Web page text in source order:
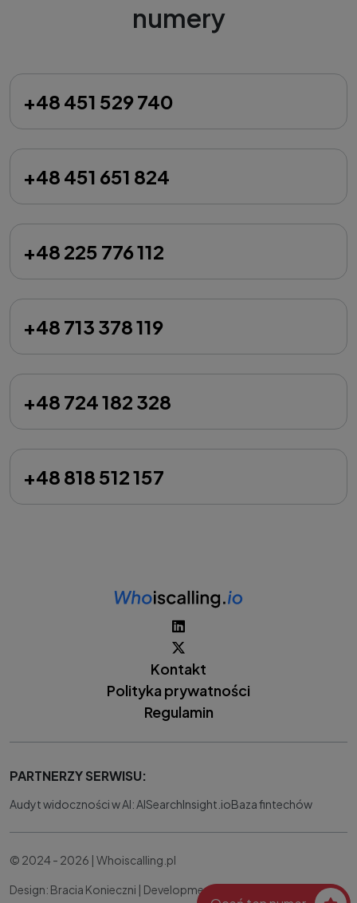
numery
+48 451 529 740
+48 451 651 824
+48 225 776 112
+48 713 378 119
+48 724 182 328
+48 818 512 157
Kontakt
Polityka prywatności
Regulamin
PARTNERZY SERWISU:
Audyt widoczności w AI: AISearchInsight.ioBaza fintechów
© 2024 - 2026 | Whoiscalling.pl
Design: Bracia Konieczni | Development: